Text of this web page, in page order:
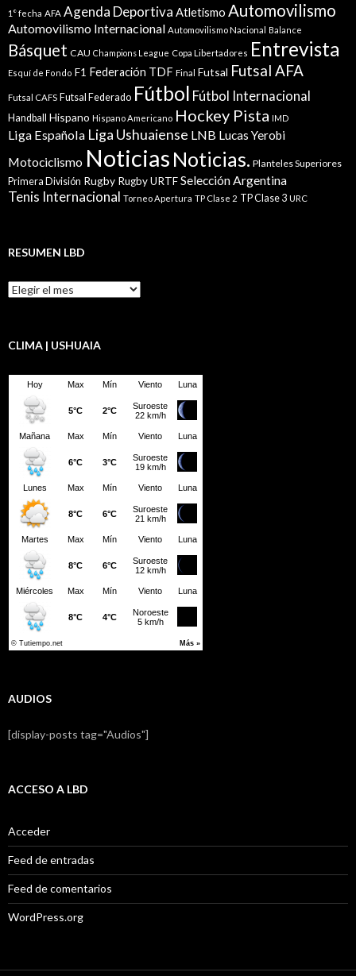
1° fecha AFA Agenda Deportiva Atletismo Automovilismo
Automovilismo Internacional Automovilismo Nacional Balance
Básquet CAU Champions League Copa Libertadores Entrevista
Esquí de Fondo F1 Federación TDF Final Futsal Futsal AFA
Futsal CAFS Futsal Federado Fútbol Fútbol Internacional
Handball Hispano Hispano Americano Hockey Pista IMD
Liga Española Liga Ushuaiense LNB Lucas Yerobi
Motociclismo Noticias Noticias. Planteles Superiores
Primera División Rugby Rugby URTFSelección Argentina
Tenis Internacional Torneo Apertura TP Clase 2 TP Clase 3 URC
RESUMEN LBD
Resumen
LBD
CLIMA | USHUAIA
AUDIOS
[display-posts tag="Audios"]
ACCESO A LBD
Acceder
Feed de entradas
Feed de comentarios
WordPress.org